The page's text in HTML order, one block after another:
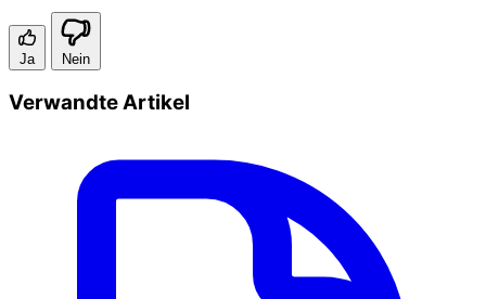
Ja Nein
Verwandte Artikel